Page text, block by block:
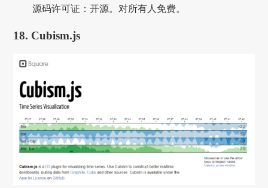
源码许可证：开源。对所有人免费。
18. Cubism.js